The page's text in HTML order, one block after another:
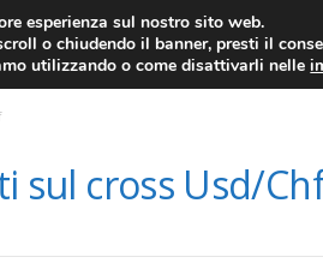
NEWS FOREX SIGNALS FOREX
ECONOMIA
sul cross Usd/
esperienza sul nostro sito web.
o chiudendo il banner, presti il
utilizzando o come disattivarli nelle